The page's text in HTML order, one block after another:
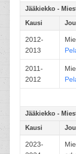
Jääkiekko -
Kausi
2012-
2013
2011-
2012
Jääkiekko -
Kausi
2023-